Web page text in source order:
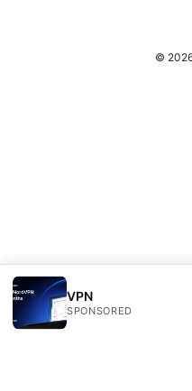
VPN
SPONSORED
©